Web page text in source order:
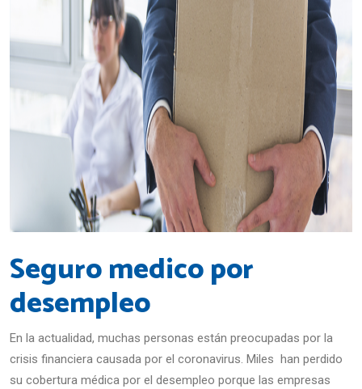
Seguro medico por
desempleo
En la actualidad, muchas personas están preocupadas por la
crisis financiera causada por el coronavirus. Miles han perdido
su cobertura médica por el desempleo porque las empresas